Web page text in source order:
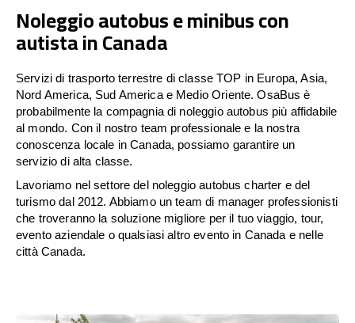
Noleggio autobus e minibus con
autista in Canada
Servizi di trasporto terrestre di classe TOP in Europa, Asia,
Nord America, Sud America e Medio Oriente. OsaBus è
probabilmente la compagnia di noleggio autobus più affidabile
al mondo. Con il nostro team professionale e la nostra
conoscenza locale in Canada, possiamo garantire un
servizio di alta classe.
Lavoriamo nel settore del noleggio autobus charter e del
turismo dal 2012. Abbiamo un team di manager professionisti
che troveranno la soluzione migliore per il tuo viaggio, tour,
evento aziendale o qualsiasi altro evento in Canada e nelle
città Canada.